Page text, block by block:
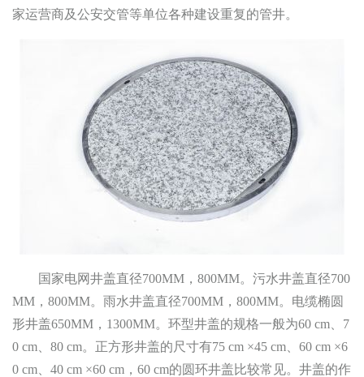
家运营商及公安交管等单位各种建设重复的管井。
国家电网井盖直径700MM，800MM。污水井盖直径700
MM，800MM。雨水井盖直径700MM，800MM。电缆椭圆
形井盖650MM，1300MM。环型井盖的规格一般为60 cm、7
0 cm、80 cm。正方形井盖的尺寸有75 cm ×45 cm、60 cm ×6
0 cm、40 cm ×60 cm，60 cm的圆环井盖比较常见。井盖的作